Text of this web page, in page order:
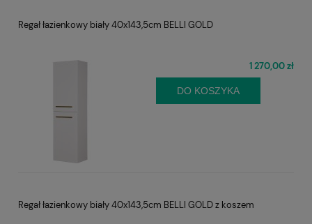
Regał łazienkowy biały 40x143,5cm BELLI GOLD
1 270,00 zł
DO KOSZYKA
Regał łazienkowy biały 40x143,5cm BELLI GOLD z koszem